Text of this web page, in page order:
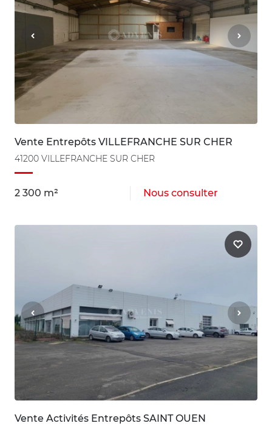
Vente Entrepôts VILLEFRANCHE SUR CHER
41200 VILLEFRANCHE SUR CHER
2 300 m² Nous consulter
Vente Activités Entrepôts SAINT OUEN